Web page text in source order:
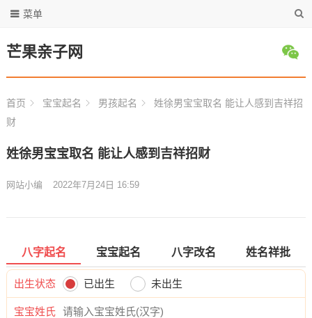
芒果亲子网
菜单
首页 宝宝起名 男孩起名
姓徐男宝宝取名 能让人感到吉祥招
财
姓徐男宝宝取名 能让人感到吉祥招财
网站小编 2022年7月24日 16:59
八字起名 宝宝起名 八字改名 姓名祥批
出生状态 已出生 未出生
宝宝姓氏